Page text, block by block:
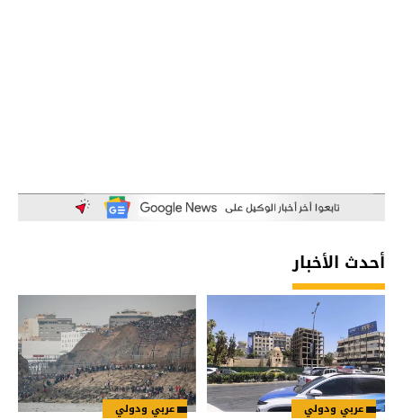
أحدث الأخبار
عربي ودولي عربي ودولي